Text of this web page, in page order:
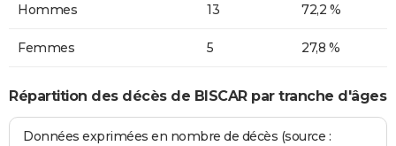
Hommes 13 72,2 %
Femmes 5 27,8 %
Répartition des décès de BISCAR par tranche d'âges
Données exprimées en nombre de décès (source :